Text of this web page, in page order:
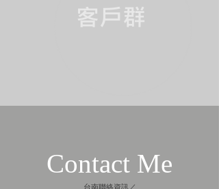
Contact Me
台南聯絡資訊／
​客戶群